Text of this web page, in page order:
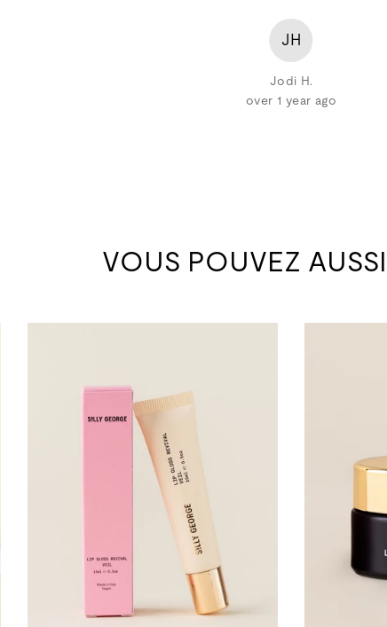
JH
Jodi H.
over 1 year ago
VOUS POUVEZ